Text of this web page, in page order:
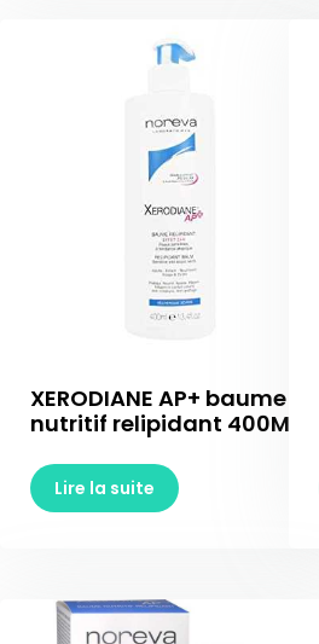
XERODIANE AP+ baume
nutritif relipidant 400ML
Lire la suite